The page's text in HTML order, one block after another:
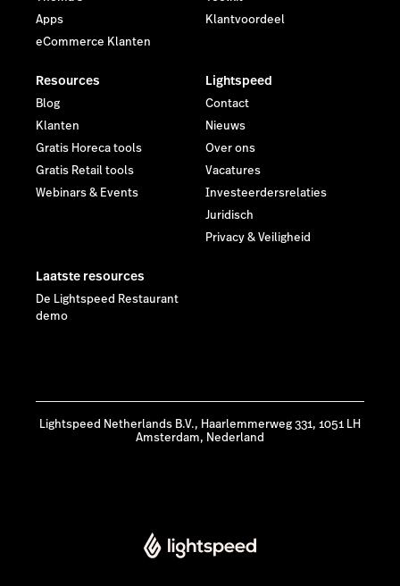
Apps
eCommerce Klanten
Klantvoordeel
Resources
Blog
Klanten
Gratis Horeca tools
Gratis Retail tools
Webinars & Events
Lightspeed
Contact
Nieuws
Over ons
Vacatures
Investeerdersrelaties
Juridisch
Privacy & Veiligheid
Laatste resources
De Lightspeed Restaurant
demo
Lightspeed Netherlands B.V., Haarlemmerweg 331, 1051 LH
Amsterdam, Nederland